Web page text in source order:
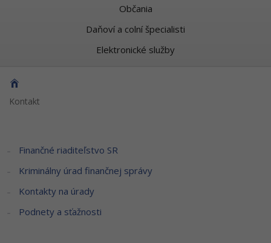
Občania
Daňoví a colní špecialisti
Elektronické služby
Kontakt
Finančné riaditeľstvo SR
Kriminálny úrad finančnej správy
Kontakty na úrady
Podnety a sťažnosti